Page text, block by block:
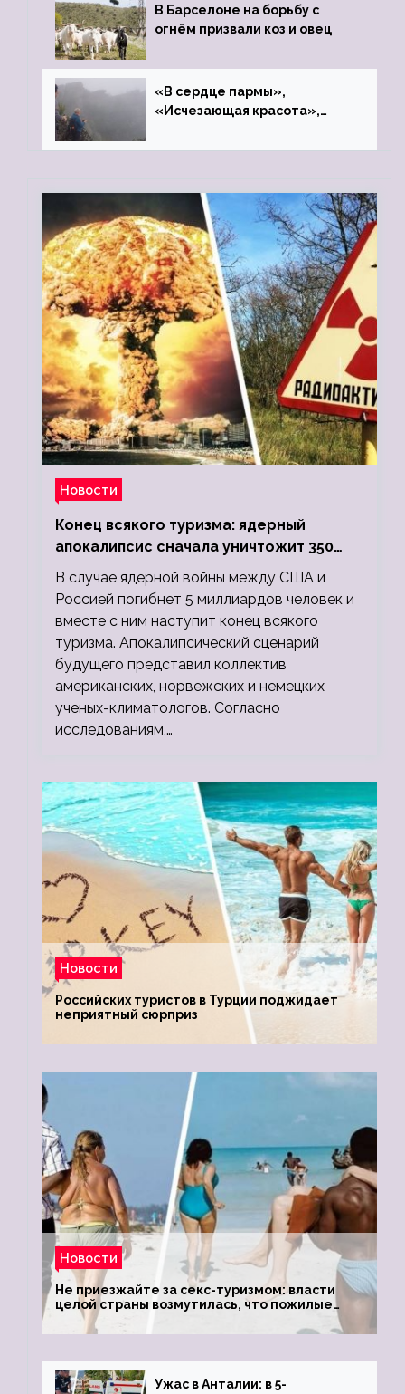
В Барселоне на борьбу с
огнём призвали коз и овец
«В сердце пармы»,
«Исчезающая красота»,
Новости
Конец всякого туризма: ядерный
апокалипсис сначала уничтожит 350
миллионов, а потом 5 миллиардов
людей
В случае ядерной войны между США и
Россией погибнет 5 миллиардов человек и
вместе с ним наступит конец всякого
туризма. Апокалипсический сценарий
будущего представил коллектив
американских, норвежских и немецких
ученых-климатологов. Согласно
исследованиям,…
Новости
Российских туристов в Турции поджидает
неприятный сюрприз
Новости
Не приезжайте за секс-туризмом: власти
целой страны возмутилась, что пожилые
туристки массово едут к ним, чтобы
обзавестись молодыми любовниками
Ужас в Анталии: в 5-